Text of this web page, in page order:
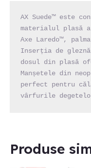
AX Suede™ este
materialul plasă
Axe Laredo™,
Inserția de
dosul din plasă
Manșetele din
perfect pentru
vârfurile
Produse